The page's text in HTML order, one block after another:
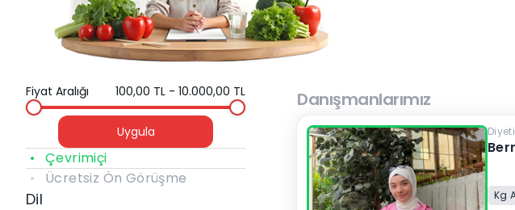
Fiyat Aralığı 100,00 TL - 10.000,00 TL
Uygula
Çevrimiçi
Ücretsiz Ön Görüşme
Dil
Danışmanlarımız
Kg